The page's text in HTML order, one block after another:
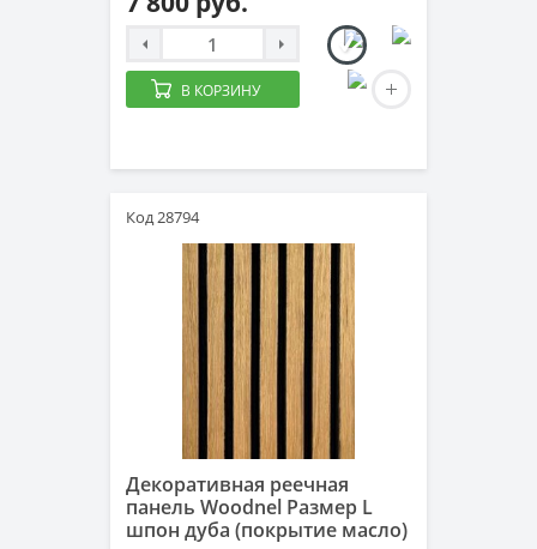
В КОРЗИНУ
Код 28794
Декоративная реечная
панель Woodnel Размер L
шпон дуба (покрытие масло)